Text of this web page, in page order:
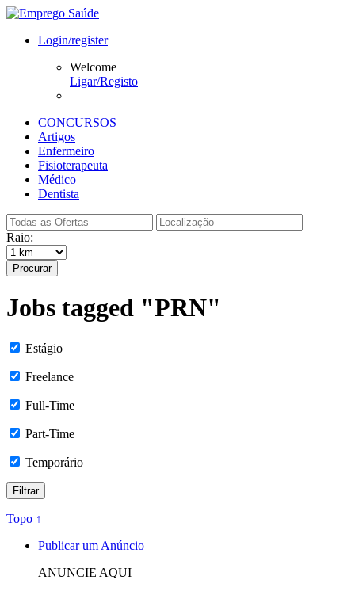
Login/register
Welcome
Ligar/Registo
CONCURSOS
Artigos
Enfermeiro
Fisioterapeuta
Médico
Dentista
Raio:
Procurar
Jobs tagged "PRN"
Estágio
Freelance
Full-Time
Part-Time
Temporário
Topo ↑
Publicar um Anúncio
ANUNCIE AQUI